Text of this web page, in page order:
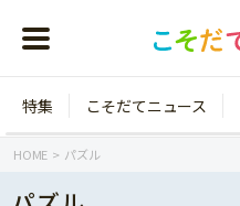
特集 こそだてニュース
HOME パズル